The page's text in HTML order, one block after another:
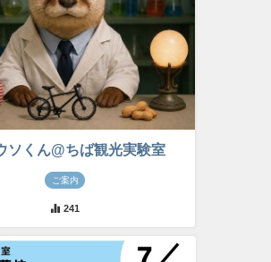
ソくん@ちば観光実験室
ご案内
241